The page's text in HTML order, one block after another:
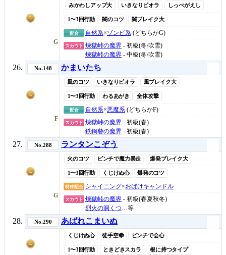
L
G
みかわしアップ大 いきなりピオラ しっぺがえし
1〜3回行動 闇のコツ 闇ブレイク大
配合 自然系×ゾンビ系 (どちらかG)
スカウト 煉獄峠の魔界 - 初級(冬/吹雪)
煉獄峠の魔界 - 中級(冬/吹雪)
No.148 かまいたち
L
F
風のコツ いきなりピオラ 風ブレイク大
1〜3回行動 わるあがき 全体攻撃
配合 自然系×悪魔系 (どちらかF)
スカウト 煉獄峠の魔界 - 初級(春)
鉄鋼砦の魔界 - 初級(春)
No.288 ランタンこぞう
L
G
火のコツ ピンチで魔力暴走 爆発ブレイク大
1〜3回行動 くじけぬ心 爆発のコツ
特殊配合 シャイニング×おばけキャンドル
スカウト 煉獄峠の魔界 - 初級(春夏秋冬)
烈火の洞くつ …等
No.290 あばれこまいぬ
L
くじけぬ心 徒手空拳 ピンチで会心
1〜3回行動 ときどきスカラ 根に持つタイプ